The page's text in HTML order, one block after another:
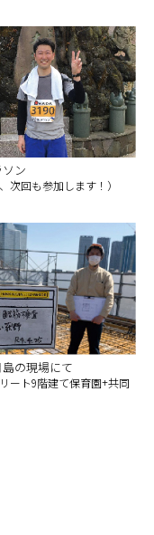
ン
次回も参加します！）
の現場にて
リート9階建て保育園+共同